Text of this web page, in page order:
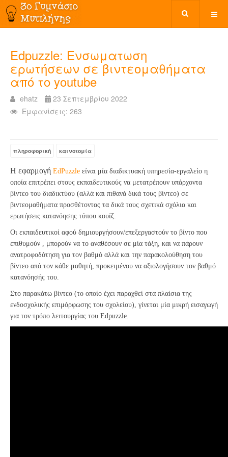
Edpuzzle: Ενσωματωση
ερωτήσεων σε βιντεομαθήματα
από το youtube
ehatz
23 Σεπτεμβρίου 2022
Εμφανίσεις: 263
πληροφορική καινοτομία
Η εφαρμογή EdPuzzle είναι μία διαδικτυακή υπηρεσία-εργαλείο η
οποία επιτρέπει στους εκπαιδευτικούς να μετατρέπουν υπάρχοντα
βίντεο του διαδικτύου (αλλά και πιθανά δικά τους βίντεο) σε
βιντεομαθήματα προσθέτοντας τα δικά τους σχετικά σχόλια και
ερωτήσεις κατανόησης τύπου κουίζ.
Οι εκπαιδευτικοί αφού δημιουργήσουν/επεξεργαστούν το βίντο που
επιθυμούν , μπορούν να το αναθέσουν σε μία τάξη, και να πάρουν
ανατροφοδότηση για τον βαθμό αλλά και την παρακολούθηση του
βίντεο από τον κάθε μαθητή, προκειμένου να αξιολογήσουν τον βαθμό
κατανόησής του.
Στο παρακάτω βίντεο (το οποίο έχει παραχθεί στα πλαίσια της
ενδοσχολικής επιμόρφωσης του σχολείου), γίνεται μία μικρή εισαγωγή
για τον τρόπο λειτουργίας του Edpuzzle.